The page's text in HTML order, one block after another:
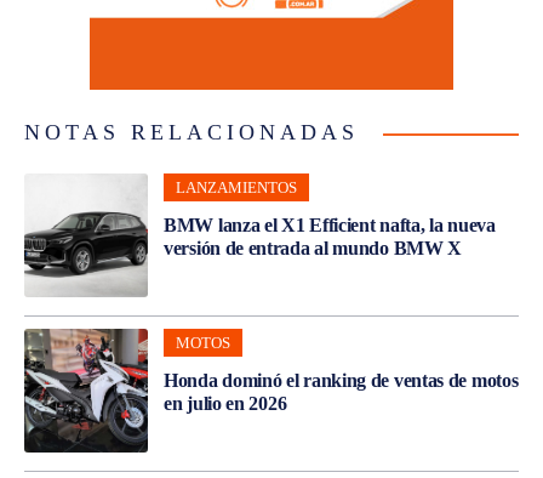
NOTAS RELACIONADAS
LANZAMIENTOS
BMW lanza el X1 Efficient nafta, la nueva
versión de entrada al mundo BMW X
MOTOS
Honda dominó el ranking de ventas de motos
en julio en 2026